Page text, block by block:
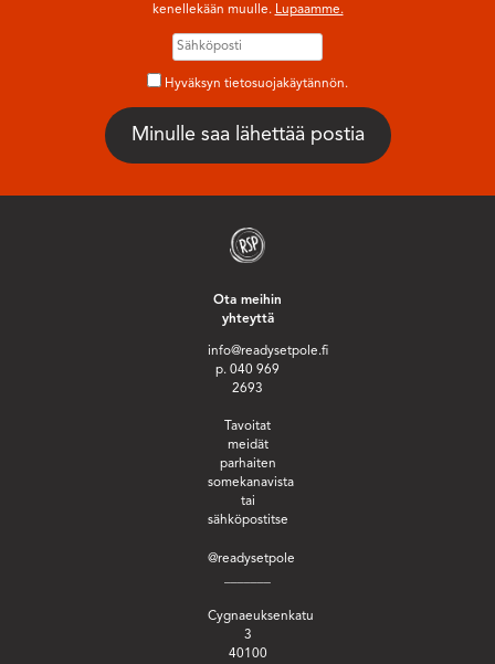
kenellekään muulle. Lupaamme.
Hyväksyn tietosuojakäytännön.
Ota meihin
yhteyttä
info@readysetpole.fi
p. 040 969
2693
Tavoitat
meidät
parhaiten
somekanavista
tai
sähköpostitse
@readysetpole
Cygnaeuksenkatu
3
40100